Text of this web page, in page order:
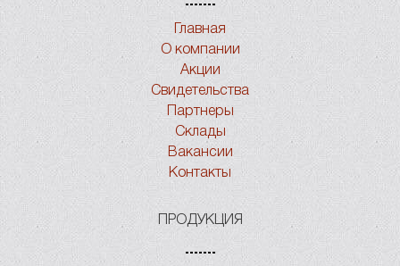
Главная
О компании
Акции
Свидетельства
Партнеры
Склады
Вакансии
Контакты
ПРОДУКЦИЯ